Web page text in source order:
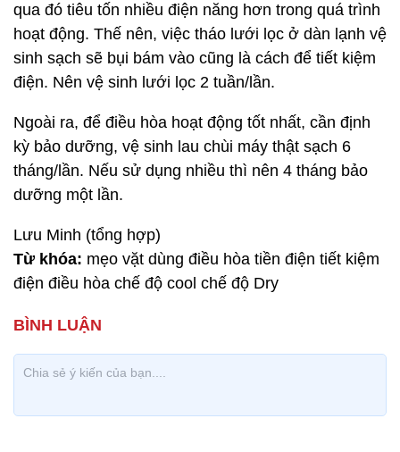
qua đó tiêu tốn nhiều điện năng hơn trong quá trình
hoạt động. Thế nên, việc tháo lưới lọc ở dàn lạnh vệ
sinh sạch sẽ bụi bám vào cũng là cách để tiết kiệm
điện. Nên vệ sinh lưới lọc 2 tuần/lần.
Ngoài ra, để điều hòa hoạt động tốt nhất, cần định
kỳ bảo dưỡng, vệ sinh lau chùi máy thật sạch 6
tháng/lần. Nếu sử dụng nhiều thì nên 4 tháng bảo
dưỡng một lần.
Lưu Minh (tổng hợp)
Từ khóa: mẹo vặt dùng điều hòa tiền điện tiết kiệm
điện điều hòa chế độ cool chế độ Dry